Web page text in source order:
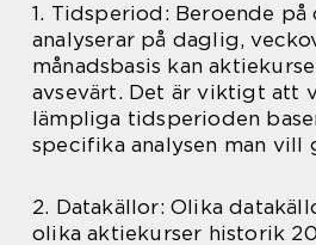
1. Tidsperiod: Beroende på
analyserar på daglig,
månadsbasis kan
avsevärt. Det är viktigt att
lämpliga tidsperioden
specifika analysen man vill
2. Datakällor: Olika
olika aktiekurser historik